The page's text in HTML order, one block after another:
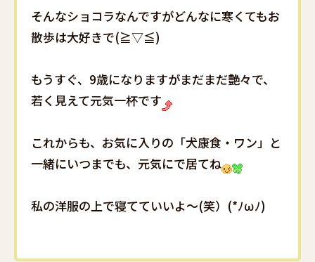
そんなショコラなんですがどんなに寒くてもお
散歩は大好きで(≧▽≦)
もうすぐ、9歳になりますがまだまだ艶々で、
若く見えて元気一杯です
これからも、お気に入りの「犬康食・ワン」と
一緒にいつまでも、元気にで居てね
私の洋服の上で寝てていいよ～(笑）(*ﾉωﾉ)